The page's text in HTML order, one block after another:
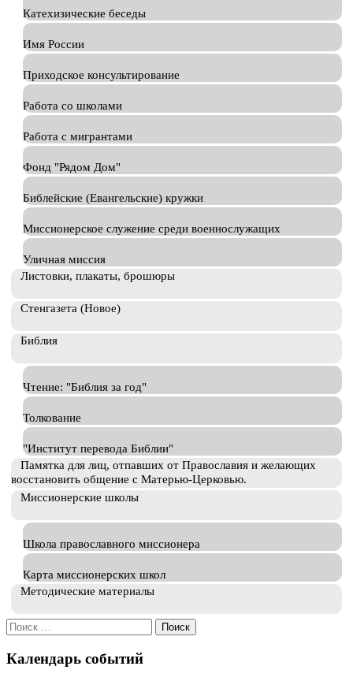
Катехизические беседы
Имя России
Приходское консультирование
Работа со школами
Работа с мигрантами
Фонд "Рядом Дом"
Библейские (Евангельские) кружки
Миссионерское служение среди военнослужащих
Уличная миссия
Листовки, плакаты, брошюры
Стенгазета (Новое)
Библия
Чтение: "Библия за год"
Толкование
"Институт перевода Библии"
Памятка для лиц, отпавших от Православия и желающих
восстановить общение с Матерью-Церковью.
Миссионерские школы
Школа православного миссионера
Карта миссионерских школ
Методические материалы
Искать:
Календарь событий